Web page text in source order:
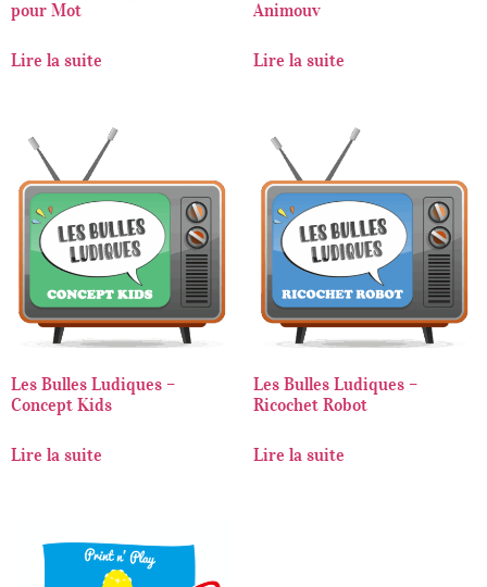
pour Mot
Lire la suite
Animouv
Lire la suite
Les Bulles Ludiques –
Concept Kids
Lire la suite
Les Bulles Ludiques –
Ricochet Robot
Lire la suite